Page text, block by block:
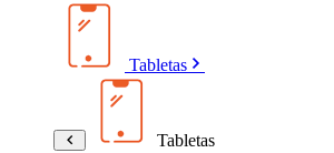
Tabletas
Tabletas